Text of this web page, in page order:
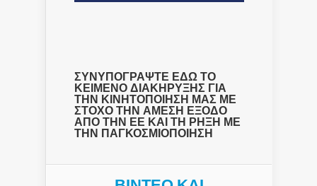
ΣΥΝΥΠΟΓΡΑΨΤΕ ΕΔΩ ΤΟ
ΚΕΙΜΕΝΟ ΔΙΑΚΗΡΥΞΗΣ ΓΙΑ
ΤΗΝ ΚΙΝΗΤΟΠΟΙΗΣΗ ΜΑΣ ΜΕ
ΣΤΟΧΟ ΤΗΝ ΑΜΕΣΗ ΕΞΟΔΟ
ΑΠΟ ΤΗΝ ΕΕ ΚΑΙ ΤΗ ΡΗΞΗ ΜΕ
ΤΗΝ ΠΑΓΚΟΣΜΙΟΠΟΙΗΣΗ